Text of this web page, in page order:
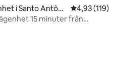
betyg, 122 omdömen
i Santo Antôni
4,93 av 5 i
4,93 (119)
15 minuter från